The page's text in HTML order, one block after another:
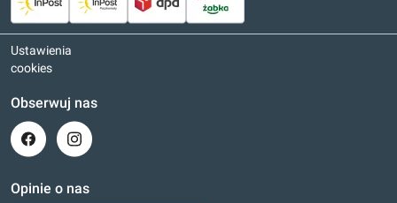
Ustawienia
cookies
Obserwuj nas
Opinie o nas